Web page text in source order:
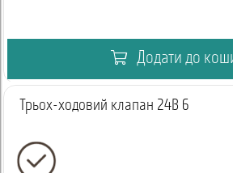
Додати до
Трьох-ходовий клапан 24В 6